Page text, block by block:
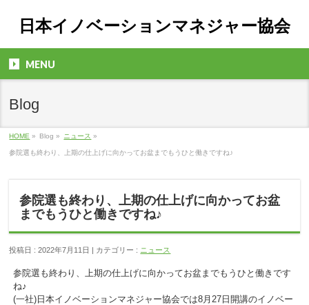
日本イノベーションマネジャー協会
MENU
Blog
HOME » Blog » ニュース »
参院選も終わり、上期の仕上げに向かってお盆までもうひと働きですね♪
参院選も終わり、上期の仕上げに向かってお盆
までもうひと働きですね♪
投稿日 : 2022年7月11日 | カテゴリー : ニュース
参院選も終わり、上期の仕上げに向かってお盆までもうひと働きです
ね♪
(一社)日本イノベーションマネジャー協会では8月27日開講のイノベー